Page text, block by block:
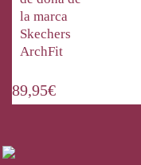
la marca
Skechers
ArchFit
89,95€